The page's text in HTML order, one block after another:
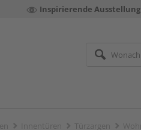
Inspirierende Ausstellung